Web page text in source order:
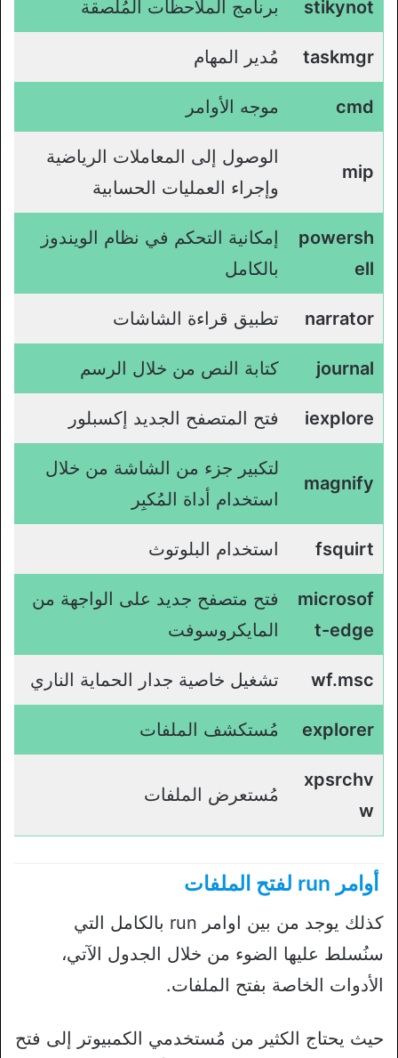
stikynot برنامج الملاحظات المُلصقة
taskmgr مُدير المهام
cmd موجه الأوامر
mip
الوصول إلى المعاملات الرياضية
وإجراء العمليات الحسابية
powersh
ell
إمكانية التحكم في نظام الويندوز
بالكامل
narrator تطبيق قراءة الشاشات
journal كتابة النص من خلال الرسم
iexplore فتح المتصفح الجديد إكسبلور
magnify
لتكبير جزء من الشاشة من خلال
استخدام أداة المُكبِر
fsquirt استخدام البلوتوث
microsof
t-edge
فتح متصفح جديد على الواجهة من
المايكروسوفت
wf.msc تشغيل خاصية جدار الحماية الناري
explorer مُستكشف الملفات
xpsrchv
w
مُستعرض الملفات
أوامر run لفتح الملفات
كذلك يوجد من بين اوامر run بالكامل التي
سنُسلط عليها الضوء من خلال الجدول الآتي،
الأدوات الخاصة بفتح الملفات.
حيث يحتاج الكثير من مُستخدمي الكمبيوتر إلى فتح